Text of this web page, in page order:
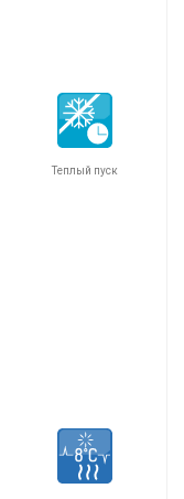
Теплый пуск